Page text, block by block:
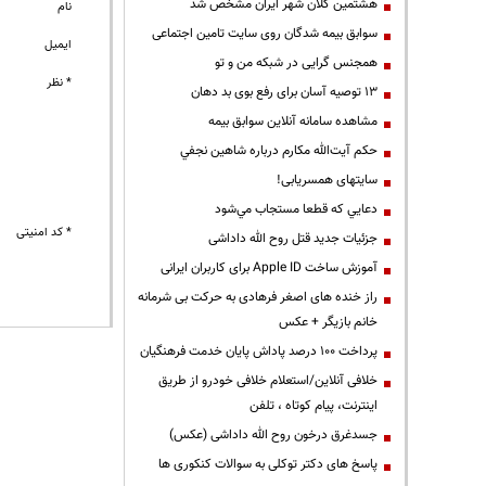
نام
ایمیل
* نظر
* کد امنیتی
هشتمین کلان شهر ایران مشخص شد
سوابق بیمه شدگان روی سایت تامین اجتماعی
همجنس گرایی در شبکه من و تو
13 توصیه آسان برای رفع بوی بد دهان
مشاهده سامانه آنلاين سوابق بیمه
حكم آيت‌الله مكارم درباره شاهين نجفي
سایتهای همسریابی!
دعايي كه قطعا مستجاب مي‌شود
جزئیات جدید قتل روح الله داداشی
آموزش ساخت Apple ID برای کاربران ایرانی
راز خنده های اصغر فرهادی به حرکت بی شرمانه
خانم بازیگر + عکس
پرداخت ۱۰۰ درصد پاداش پایان خدمت فرهنگیان
خلافی آنلاین/استعلام خلافی خودرو از طریق
اینترنت، پیام کوتاه ، تلفن
جسدغرق درخون روح الله داداشی (عکس)
پاسخ های دکتر توکلی به سوالات کنکوری ها